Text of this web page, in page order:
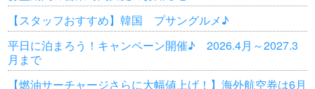
【スタッフおすすめ】韓国 プサングルメ♪
平日に泊まろう！キャンペーン開催♪ 2026.4月～2027.3
月まで
【燃油サーチャージさらに大幅値上げ！】海外航空券は6月